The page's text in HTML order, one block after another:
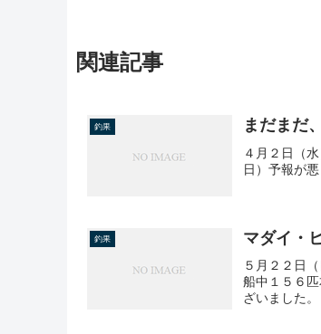
関連記事
釣果 まだまだ
４月２日（
日）予報が
釣果 マダイ・
５月２２日
船中１５６
ざいました